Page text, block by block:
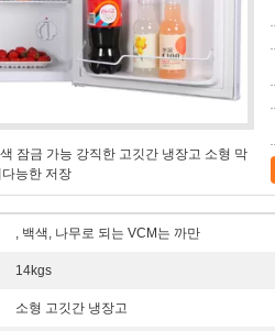
잠금 가능 강직한 고깃간 냉장고 소형 막
능한 저장
, 백색, 나무로 되는 VCM는 까만
14kgs
소형 고깃간 냉장고